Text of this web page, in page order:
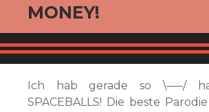
MONEY!
Ich hab gerade so \—–/
SPACEBALLS! Die beste